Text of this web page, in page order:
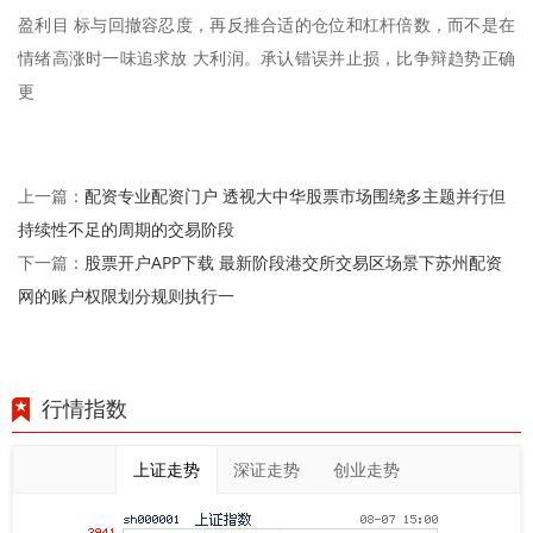
盈利目 标与回撤容忍度，再反推合适的仓位和杠杆倍数，而不是在
情绪高涨时一味追求放 大利润。承认错误并止损，比争辩趋势正确
更
上一篇： 配资专业配资门户 透视大中华股票市场围绕多主题并行但
持续性不足的周期的交易阶段
下一篇： 股票开户APP下载 最新阶段港交所交易区场景下苏州配资
网的账户权限划分规则执行一
行情指数
上证走势 深证走势 创业走势